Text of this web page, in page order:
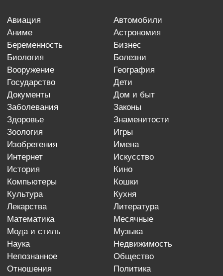
авиация
автомобили
аниме
астрономия
беременность
бизнес
биология
болезни
вооружение
география
государство
дети
документы
дом и быт
заболевания
законы
здоровье
знаменитости
зоология
игры
изобретения
имена
интернет
искусство
история
кино
компьютеры
кошки
культура
кухня
лекарства
литература
математика
месячные
мода и стиль
музыка
наука
недвижимость
непознанное
общество
отношения
политика